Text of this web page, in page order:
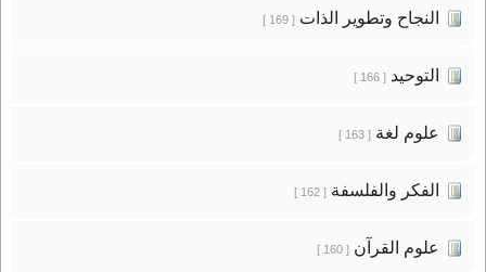
النجاح وتطوير الذات[ 169 ]
التوحيد[ 166 ]
علوم لغة[ 163 ]
الفكر والفلسفة[ 162 ]
علوم القرآن[ 160 ]